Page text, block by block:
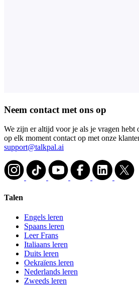
Neem contact met ons op
We zijn er altijd voor je als je vragen hebt
op elk moment contact op met onze
support@talkpal.ai
Talen
Engels leren
Spaans leren
Leer Frans
Italiaans leren
Duits leren
Oekraïens leren
Nederlands leren
Zweeds leren